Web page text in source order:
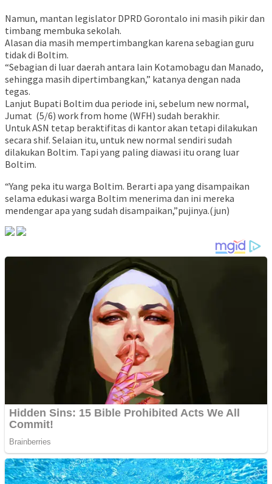
Namun, mantan legislator DPRD Gorontalo ini masih pikir dan
timbang membuka sekolah.
Alasan dia masih mempertimbangkan karena sebagian guru
tidak di Boltim.
“Sebagian di luar daerah antara lain Kotamobagu dan Manado,
sehingga masih dipertimbangkan,” katanya dengan nada
tegas.
Lanjut Bupati Boltim dua periode ini, sebelum new normal,
Jumat (5/6) work from home (WFH) sudah berakhir.
Untuk ASN tetap beraktifitas di kantor akan tetapi dilakukan
secara shif. Selaian itu, untuk new normal sendiri sudah
dilakukan Boltim. Tapi yang paling diawasi itu orang luar
Boltim.
“Yang peka itu warga Boltim. Berarti apa yang disampaikan
selama edukasi warga Boltim menerima dan ini mereka
mendengar apa yang sudah disampaikan,”pujinya.(jun)